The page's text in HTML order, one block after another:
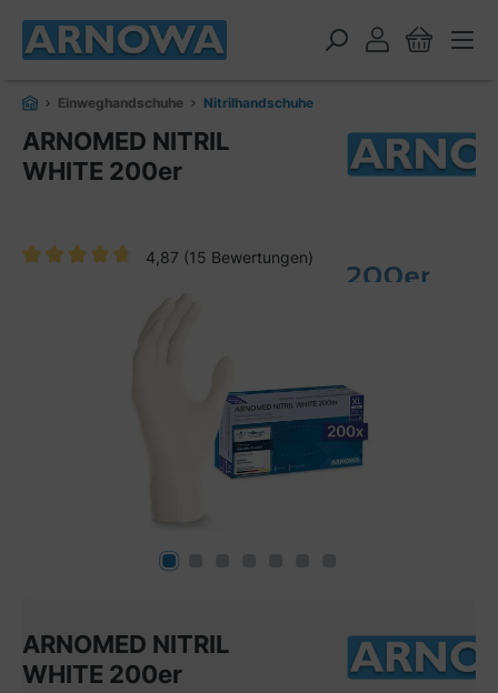
springen
Einweghandschuhe Nitrilhandschuhe
ARNOMED NITRIL
WHITE 200er
Durchschnittliche Bewertung von 4.8 von 5 Sternen
4,87 (15 Bewertungen)
ARNOMED NITRIL
WHITE 200er